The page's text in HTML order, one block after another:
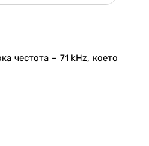
честота – 71 kHz, което